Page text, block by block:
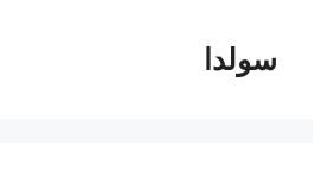
محتواسولدا